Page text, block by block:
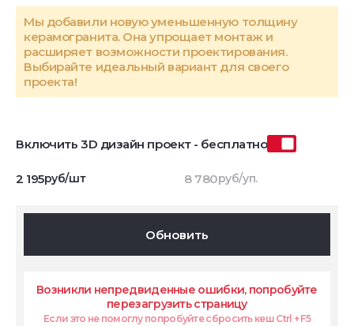
Мы добавили новую уменьшенную толщину
керамогранита. Она упрощает монтаж и
расширяет возможности проектирования.
Выбирайте идеальный вариант для своего
проекта!
Включить 3D дизайн проект - бесплатно
2 195руб/шт 8 780руб/уп.
Обновить
Возникли непредвиденные ошибки, попробуйте
перезагрузить страницу
Если это не помоглу попробуйте сбросить кеш Ctrl + F5